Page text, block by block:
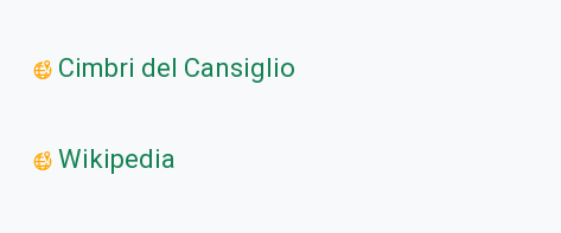
Cimbri del Cansiglio
Wikipedia